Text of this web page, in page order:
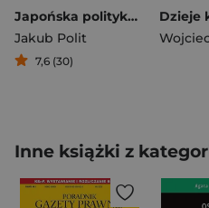
Japońska polityka zagraniczna 1895-1945
Jakub Polit
7,6 (30)
Inne książki z